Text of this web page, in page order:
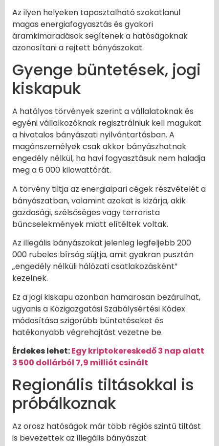
Az ilyen helyeken tapasztalható szokatlanul
magas energiafogyasztás és gyakori
áramkimaradások segítenek a hatóságoknak
azonosítani a rejtett bányászokat.
Gyenge büntetések, jogi
kiskapuk
A hatályos törvények szerint a vállalatoknak és
egyéni vállalkozóknak regisztrálniuk kell magukat
a hivatalos bányászati nyilvántartásban. A
magánszemélyek csak akkor bányászhatnak
engedély nélkül, ha havi fogyasztásuk nem haladja
meg a 6 000 kilowattórát.
A törvény tiltja az energiaipari cégek részvételét a
bányászatban, valamint azokat is kizárja, akik
gazdasági, szélsőséges vagy terrorista
bűncselekmények miatt elítéltek voltak.
Az illegális bányászokat jelenleg legfeljebb 200
000 rubeles bírság sújtja, amit gyakran pusztán
„engedély nélküli hálózati csatlakozásként”
kezelnek.
Ez a jogi kiskapu azonban hamarosan bezárulhat,
ugyanis a Közigazgatási Szabálysértési Kódex
módosítása szigorúbb büntetéseket és
hatékonyabb végrehajtást vezetne be.
Érdekes lehet:Egy kriptokereskedő 3 nap alatt
3 500 dollárból 7,9 milliót csinált
Regionális tiltásokkal is
próbálkoznak
Az orosz hatóságok már több régiós szintű tiltást
is bevezettek az illegális bányászat